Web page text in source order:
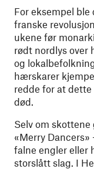
For eksempel ble
franske
ukene før
rødt nordlys over
og
hærskarer
redde for at
død.
Selv om
«Merry Dancers»
falne engler eller
storslått slag. I